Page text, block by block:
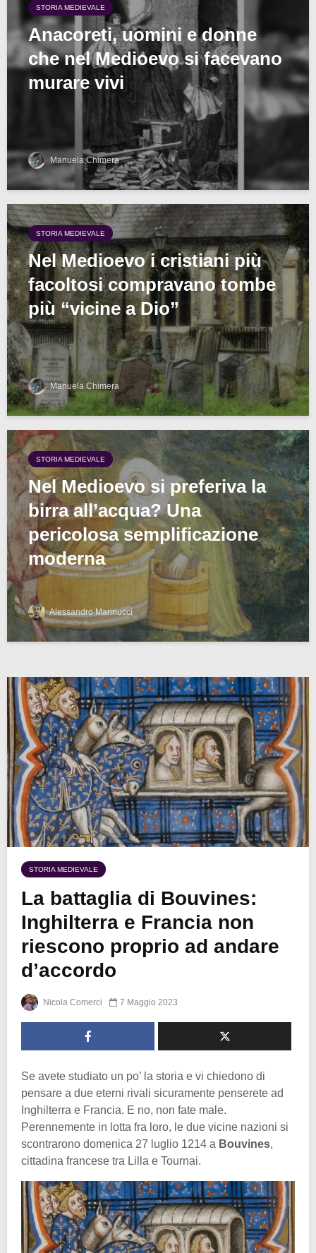
STORIA MEDIEVALE
Anacoreti, uomini e donne
che nel Medioevo si facevano
murare vivi
Manuela Chimera
STORIA MEDIEVALE
Nel Medioevo i cristiani più
facoltosi compravano tombe
più “vicine a Dio”
Manuela Chimera
STORIA MEDIEVALE
Nel Medioevo si preferiva la
birra all’acqua? Una
pericolosa semplificazione
moderna
Alessandro Marinucci
STORIA MEDIEVALE
La battaglia di Bouvines:
Inghilterra e Francia non
riescono proprio ad andare
d’accordo
Nicola Comerci 7 Maggio 2023
Se avete studiato un po’ la storia e vi chiedono di
pensare a due eterni rivali sicuramente penserete ad
Inghilterra e Francia. E no, non fate male.
Perennemente in lotta fra loro, le due vicine nazioni si
scontrarono domenica 27 luglio 1214 a Bouvines,
cittadina francese tra Lilla e Tournai.